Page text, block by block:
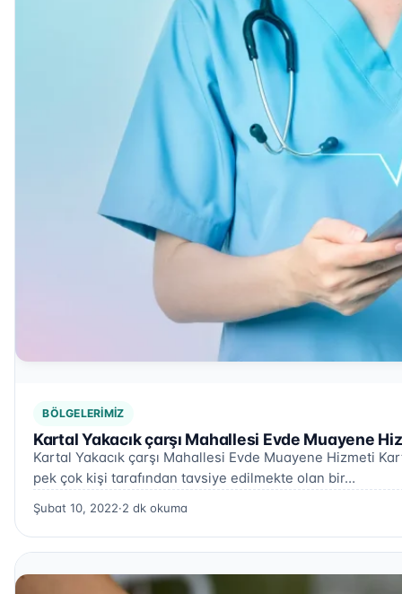
BÖLGELERIMIZ
Kartal Yakacık çarşı Mahallesi Evde Muayene
Kartal Yakacık çarşı Mahallesi Evde Muayene Hizmeti
pek çok kişi tarafından tavsiye edilmekte olan bir…
Şubat 10, 2022·2 dk okuma